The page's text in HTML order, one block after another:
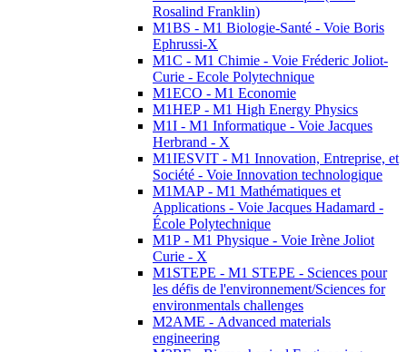
Rosalind Franklin)
M1BS - M1 Biologie-Santé - Voie Boris
Ephrussi-X
M1C - M1 Chimie - Voie Fréderic Joliot-
Curie - Ecole Polytechnique
M1ECO - M1 Economie
M1HEP - M1 High Energy Physics
M1I - M1 Informatique - Voie Jacques
Herbrand - X
M1IESVIT - M1 Innovation, Entreprise, et
Société - Voie Innovation technologique
M1MAP - M1 Mathématiques et
Applications - Voie Jacques Hadamard -
École Polytechnique
M1P - M1 Physique - Voie Irène Joliot
Curie - X
M1STEPE - M1 STEPE - Sciences pour
les défis de l'environnement/Sciences for
environmentals challenges
M2AME - Advanced materials
engineering